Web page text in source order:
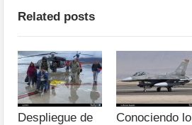
Related posts
Despliegue de
Conociendo lo